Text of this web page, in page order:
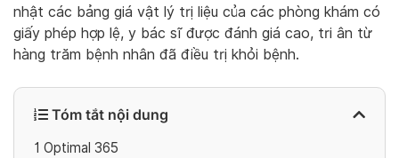
nhật các bảng giá vật lý trị liệu của các phòng khám có
giấy phép hợp lệ, y bác sĩ được đánh giá cao, tri ân từ
hàng trăm bệnh nhân đã điều trị khỏi bệnh.
Tóm tắt nội dung
1 Optimal 365